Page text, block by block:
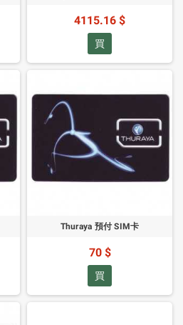
4115.16 $
買
Thuraya 預付 SIM卡
70 $
買